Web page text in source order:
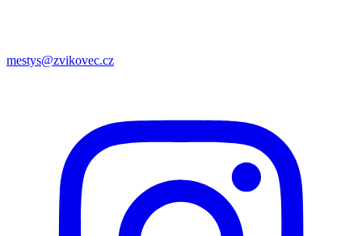
mestys@zvikovec.cz